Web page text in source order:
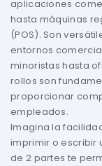
aplicaciones
hasta máquinas
(POS). Son
entornos
minoristas hasta
rollos son
proporcionar
empleados.
Imagina la
imprimir o escribir
de 2 partes te